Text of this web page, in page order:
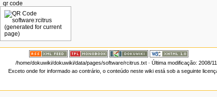
qr code
/home/dokuwiki/dokuwiki/data/pages/software/rcitrus.txt· Última modificação: 2008/
Exceto onde for informado ao contrário, o conteúdo neste wiki está sob a seguinte